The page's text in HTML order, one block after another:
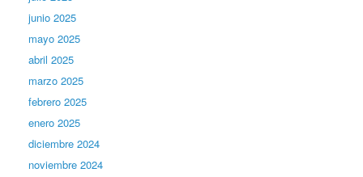
junio 2025
mayo 2025
abril 2025
marzo 2025
febrero 2025
enero 2025
diciembre 2024
noviembre 2024